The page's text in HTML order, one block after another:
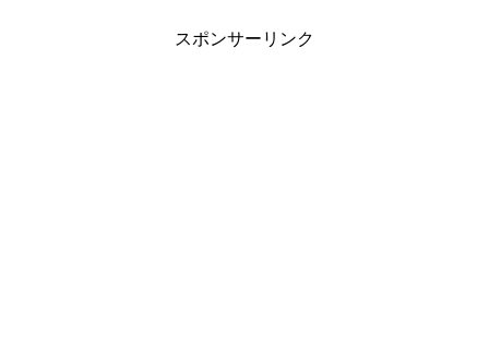
スポンサーリンク